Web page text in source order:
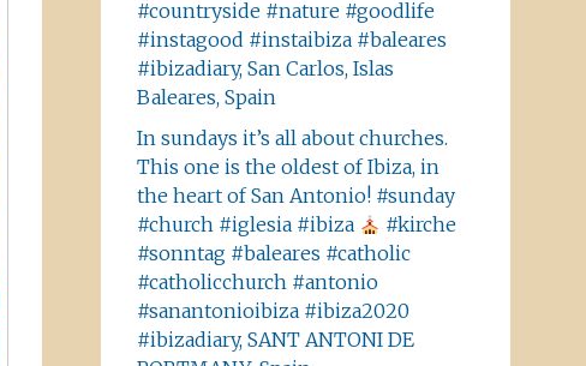
#countryside #nature #goodlife
#instagood #instaibiza #baleares
#ibizadiary, San Carlos, Islas
Baleares, Spain
In sundays it’s all about churches.
This one is the oldest of Ibiza, in
the heart of San Antonio! #sunday
#church #iglesia #ibiza
#kirche
#sonntag #baleares #catholic
#catholicchurch #antonio
#sanantonioibiza #ibiza2020
#ibizadiary, SANT ANTONI DE